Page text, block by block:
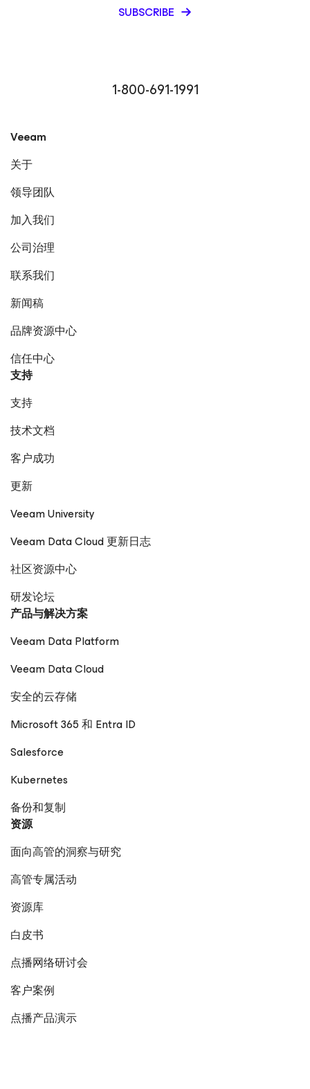
1-800-691-1991
SUBSCRIBE
Veeam
关于
领导团队
加入我们
公司治理
联系我们
新闻稿
品牌资源中心
信任中心
支持
支持
技术文档
客户成功
更新
Veeam University
Veeam Data Cloud 更新日志
社区资源中心
研发论坛
产品与解决方案
Veeam Data Platform
Veeam Data Cloud
安全的云存储
Microsoft 365 和 Entra ID
Salesforce
Kubernetes
备份和复制
资源
面向高管的洞察与研究
高管专属活动
资源库
白皮书
点播网络研讨会
客户案例
点播产品演示